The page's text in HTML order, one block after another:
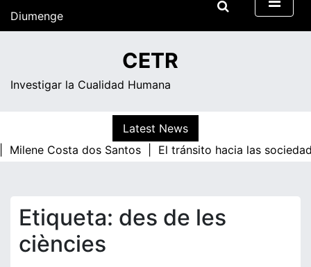
Diumenge
CETR
Investigar la Cualidad Humana
Latest News
Milene Costa dos Santos | El tránsito hacia las
Etiqueta: des de les
ciències